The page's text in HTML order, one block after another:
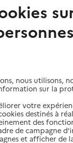
2
nous utilisons,
sur la
votre
destinés à
des
de campagne
et afficher de